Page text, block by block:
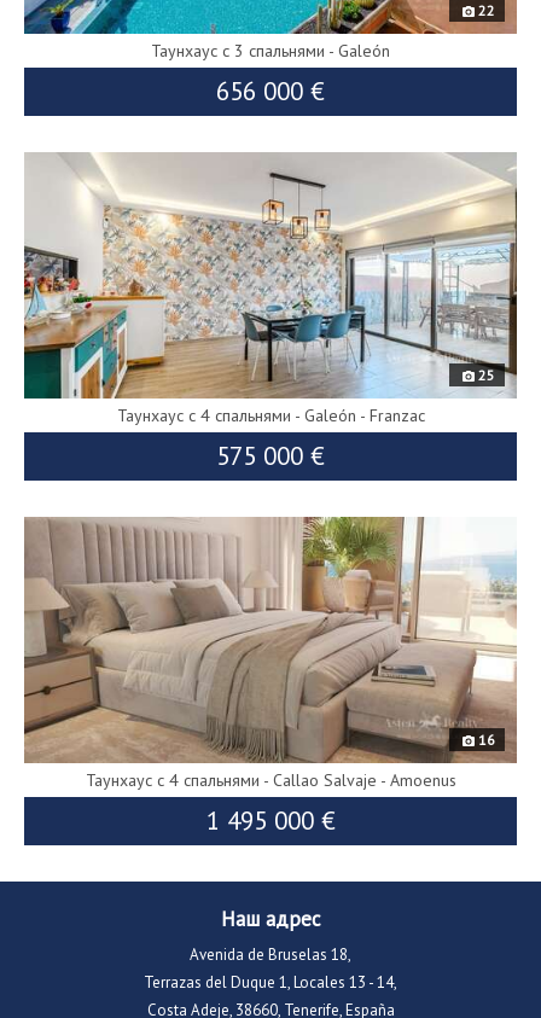
22
Таунхаус с 3 спальнями - Galeón
656 000 €
25
Таунхаус с 4 спальнями - Galeón - Franzac
575 000 €
16
Таунхаус с 4 спальнями - Callao Salvaje - Amoenus
1 495 000 €
Наш адрес
Avenida de Bruselas 18,
Terrazas del Duque 1, Locales 13 - 14,
Costa Adeje, 38660, Tenerife, España